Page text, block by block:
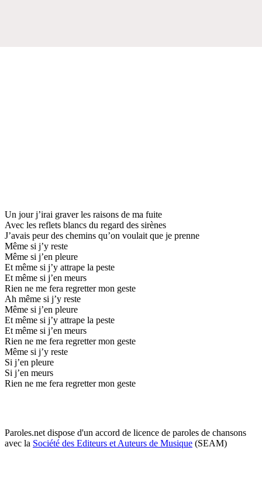
Un jour j’irai graver les raisons de ma fuite
Avec les reflets blancs du regard des sirènes
J’avais peur des chemins qu’on voulait que je prenne
Même si j’y reste
Même si j’en pleure
Et même si j’y attrape la peste
Et même si j’en meurs
Rien ne me fera regretter mon geste
Ah même si j’y reste
Même si j’en pleure
Et même si j’y attrape la peste
Et même si j’en meurs
Rien ne me fera regretter mon geste
Même si j’y reste
Si j’en pleure
Si j’en meurs
Rien ne me fera regretter mon geste
Paroles.net dispose d'un accord de licence de paroles de chansons
avec la Société des Editeurs et Auteurs de Musique (SEAM)